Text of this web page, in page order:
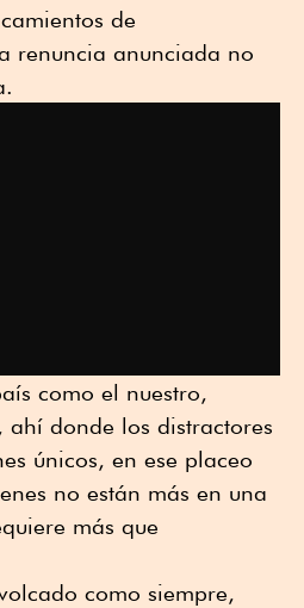
de
renuncia anunciada no
como el nuestro,
ahí donde los distractores
únicos, en ese placeo
no están más en una
más que
como siempre,